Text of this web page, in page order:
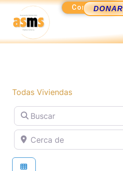
Ir
contenido
ContactoDONAR
Todas Viviendas
Buscar
Cerca de